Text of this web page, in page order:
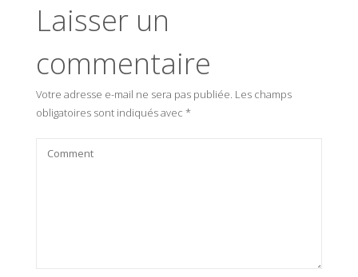
Laisser un
commentaire
Votre adresse e-mail ne sera pas publiée. Les champs
obligatoires sont indiqués avec *